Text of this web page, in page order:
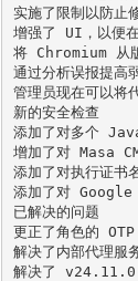
实施了限制以防止
增强了 UI，以便
将 Chromium 从
通过分析误报提高
管理员现在可以将
新的安全检查
添加了对多个
增加了对 Masa
添加了对执行证书
添加了对 Google
已解决的问题
更正了角色的
解决了内部代理服
解决了 v24.11.0